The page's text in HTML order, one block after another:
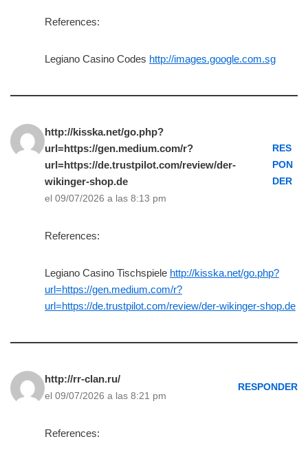
References:
Legiano Casino Codes http://images.google.com.sg
http://kisska.net/go.php?
url=https://gen.medium.com/r?
url=https://de.trustpilot.com/review/der-
wikinger-shop.de
el 09/07/2026 a las 8:13 pm
RES
PON
DER
References:
Legiano Casino Tischspiele http://kisska.net/go.php?
url=https://gen.medium.com/r?
url=https://de.trustpilot.com/review/der-wikinger-shop.de
http://rr-clan.ru/
el 09/07/2026 a las 8:21 pm
RESPONDER
References: